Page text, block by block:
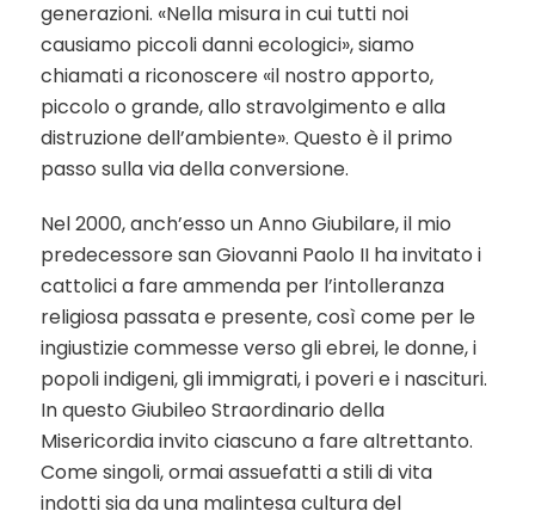
generazioni. «Nella misura in cui tutti noi
causiamo piccoli danni ecologici», siamo
chiamati a riconoscere «il nostro apporto,
piccolo o grande, allo stravolgimento e alla
distruzione dell’ambiente». Questo è il primo
passo sulla via della conversione.
Nel 2000, anch’esso un Anno Giubilare, il mio
predecessore san Giovanni Paolo II ha invitato i
cattolici a fare ammenda per l’intolleranza
religiosa passata e presente, così come per le
ingiustizie commesse verso gli ebrei, le donne, i
popoli indigeni, gli immigrati, i poveri e i nascituri.
In questo Giubileo Straordinario della
Misericordia invito ciascuno a fare altrettanto.
Come singoli, ormai assuefatti a stili di vita
indotti sia da una malintesa cultura del